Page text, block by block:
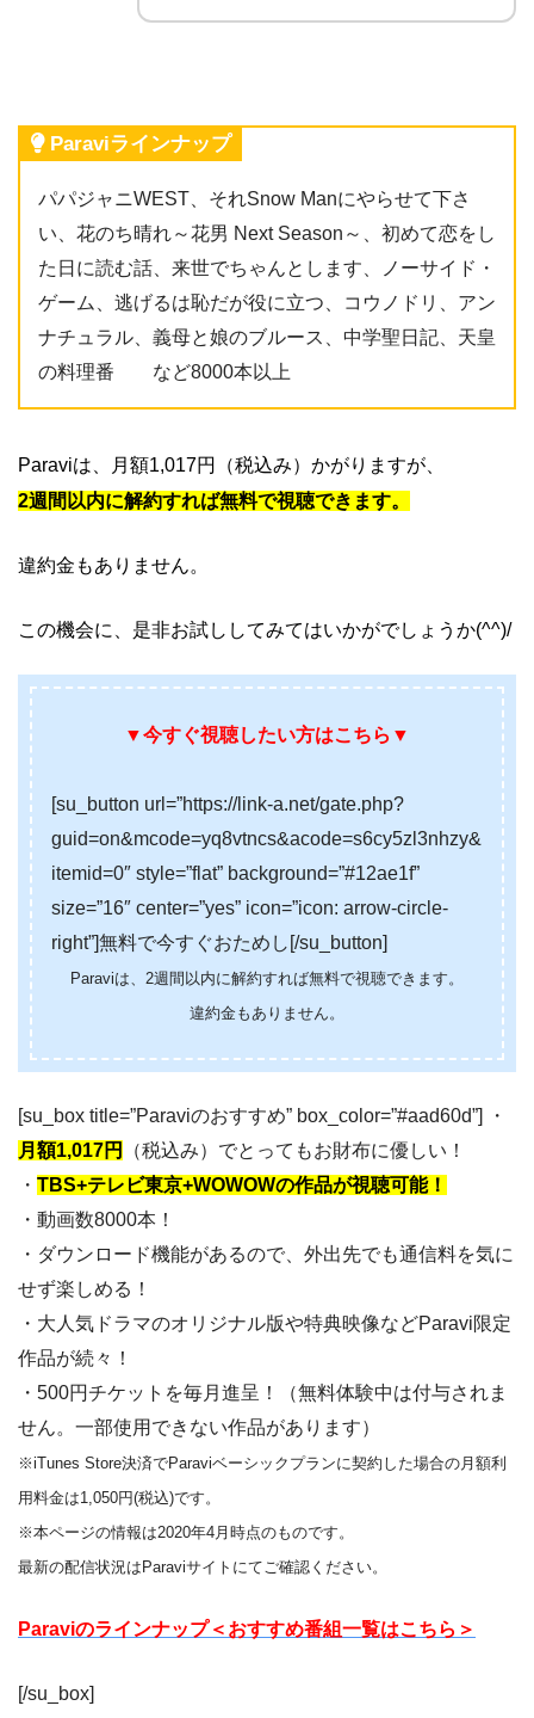
Paraviラインナップ
パパジャニWEST、それSnow Manにやらせて下さ
い、花のち晴れ～花男 Next Season～、初めて恋をし
た日に読む話、来世でちゃんとします、ノーサイド・
ゲーム、逃げるは恥だが役に立つ、コウノドリ、アン
ナチュラル、義母と娘のブルース、中学聖日記、天皇
の料理番 など8000本以上
Paraviは、月額1,017円（税込み）かがりますが、
2週間以内に解約すれば無料で視聴できます。
違約金もありません。
この機会に、是非お試ししてみてはいかがでしょうか(^^)/
▼今すぐ視聴したい方はこちら▼
[su_button url=”https://link-a.net/gate.php?
guid=on&mcode=yq8vtncs&acode=s6cy5zl3nhzy&
itemid=0″ style=”flat” background=”#12ae1f”
size=”16″ center=”yes” icon=”icon: arrow-circle-
right”]無料で今すぐおためし[/su_button]
Paraviは、2週間以内に解約すれば無料で視聴できます。
違約金もありません。
[su_box title=”Paraviのおすすめ” box_color=”#aad60d”] ・
月額1,017円
（税込み）でとってもお財布に優しい！
・ TBS+テレビ東京+WOWOWの作品が視聴可能！
・動画数8000本！
・ダウンロード機能があるので、外出先でも通信料を気に
せず楽しめる！
・大人気ドラマのオリジナル版や特典映像などParavi限定
作品が続々！
・500円チケットを毎月進呈！（無料体験中は付与されま
せん。一部使用できない作品があります）
※iTunes Store決済でParaviベーシックプランに契約した場合の月額利
用料金は1,050円(税込)です。
※本ページの情報は2020年4月時点のものです。
最新の配信状況はParaviサイトにてご確認ください。
Paraviのラインナップ＜おすすめ番組一覧はこちら＞
[/su_box]